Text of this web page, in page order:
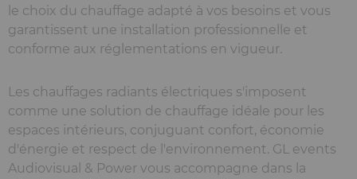
le choix du chauffage adapté à vos besoins et vous
garantissent une installation professionnelle et
conforme aux réglementations en vigueur.
Les chauffages radiants électriques s'imposent
comme une solution de chauffage idéale pour les
espaces intérieurs, conjuguant confort, économie
d'énergie et respect de l'environnement. GL events
Audiovisual & Power vous accompagne dans la